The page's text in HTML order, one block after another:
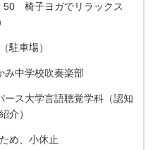
50 椅子ヨガでリラックス
駐車場）
中学校吹奏楽部
ス大学言語聴覚学科（認知
介）
め、小休止